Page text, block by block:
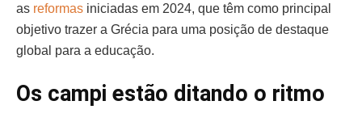
as reformas iniciadas em 2024, que têm como principal
objetivo trazer a Grécia para uma posição de destaque
global para a educação.
Os campi estão ditando o ritmo